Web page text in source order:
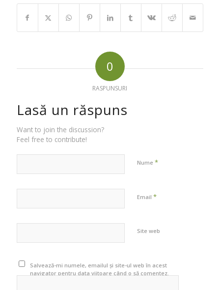
0
RASPUNSURI
Lasă un răspuns
Want to join the discussion?
Feel free to contribute!
Nume *
Email *
Site web
Salvează-mi numele, emailul și site-ul web în acest
navigator pentru data viitoare când o să comentez.